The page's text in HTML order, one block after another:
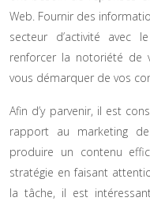
Web. Fournir des
secteur d’activité avec
renforcer la notoriété de
vous démarquer de vos
Afin d’y parvenir, il est
rapport au marketing
produire un contenu
stratégie en faisant
la tâche, il est